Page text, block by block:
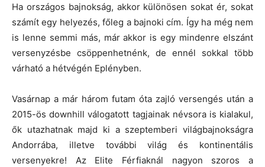
Ha országos bajnokság, akkor különösen sokat ér, sokat
számít egy helyezés, főleg a bajnoki cím. Így ha még nem
is lenne semmi más, már akkor is egy mindenre elszánt
versenyzésbe csöppenhetnénk, de ennél sokkal több
várható a hétvégén Eplényben.
Vasárnap a már három futam óta zajló versengés után a
2015-ös downhill válogatott tagjainak névsora is kialakul,
ők utazhatnak majd ki a szeptemberi világbajnokságra
Andorrába, illetve további világ és kontinentális
versenyekre! Az Elite Férfiaknál nagyon szoros a